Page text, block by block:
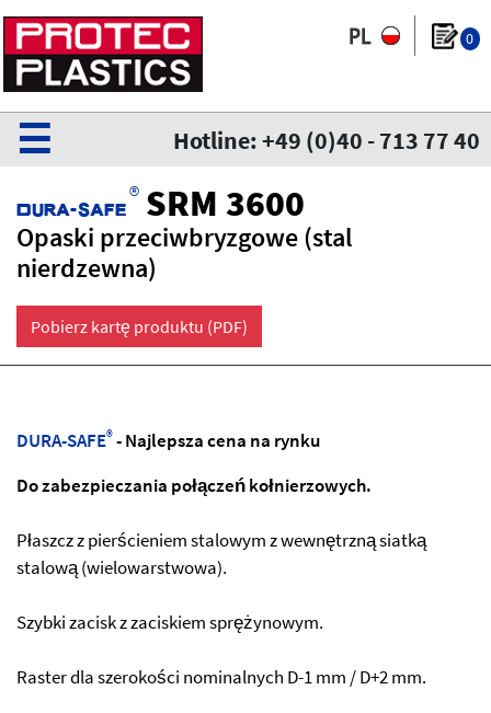
0
Hotline: +49 (0)40 - 713 77 40
☰
Dura-safe ® SRM 3600
Opaski przeciwbryzgowe (stal
nierdzewna)
Pobierz kartę produktu (PDF)
DURA-SAFE®- Najlepsza cena na rynku
Do zabezpieczania połączeń kołnierzowych.
Płaszcz z pierścieniem stalowym z wewnętrzną siatką
stalową (wielowarstwowa).
Szybki zacisk z zaciskiem sprężynowym.
Raster dla szerokości nominalnych D-1 mm / D+2 mm.